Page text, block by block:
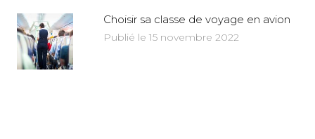
Choisir sa classe de voyage en avion
Publié le 15 novembre 2022